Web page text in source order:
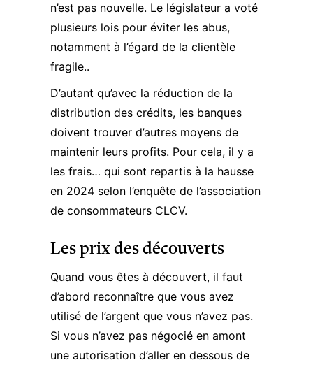
n’est pas nouvelle. Le législateur a voté
plusieurs lois pour éviter les abus,
notamment à l’égard de la clientèle
fragile..
D’autant qu’avec la réduction de la
distribution des crédits, les banques
doivent trouver d’autres moyens de
maintenir leurs profits. Pour cela, il y a
les frais… qui sont repartis à la hausse
en 2024 selon l’enquête de l’association
de consommateurs CLCV.
Les prix des découverts
Quand vous êtes à découvert, il faut
d’abord reconnaître que vous avez
utilisé de l’argent que vous n’avez pas.
Si vous n’avez pas négocié en amont
une autorisation d’aller en dessous de